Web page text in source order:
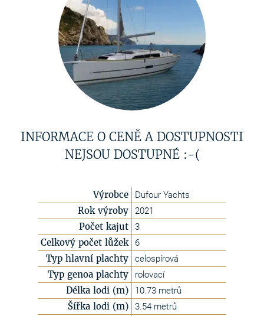
INFORMACE O CENĚ A DOSTUPNOSTI
NEJSOU DOSTUPNÉ :-(
Výrobce Dufour Yachts
Rok výroby 2021
Počet kajut 3
Celkový počet lůžek 6
Typ hlavní plachty celospírová
Typ genoa plachty rolovací
Délka lodi (m) 10.73 metrů
Šířka lodi (m) 3.54 metrů